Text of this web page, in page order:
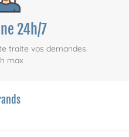
24h/7
traite vos demandes
max